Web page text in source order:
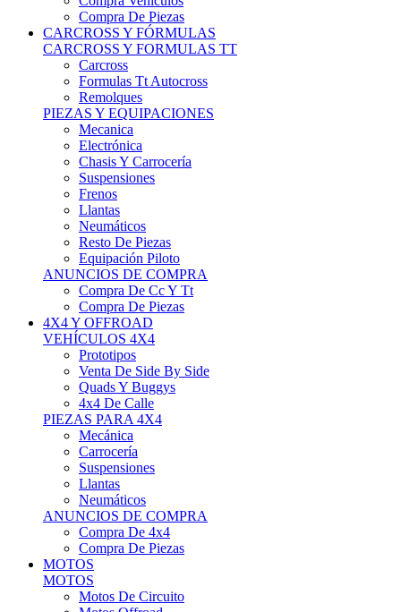
Compra De Piezas
CARCROSS Y FÓRMULAS
CARCROSS Y FORMULAS TT
Carcross
Formulas Tt Autocross
Remolques
PIEZAS Y EQUIPACIONES
Mecanica
Electrónica
Chasis Y Carrocería
Suspensiones
Frenos
Llantas
Neumáticos
Resto De Piezas
Equipación Piloto
ANUNCIOS DE COMPRA
Compra De Cc Y Tt
Compra De Piezas
4X4 Y OFFROAD
VEHÍCULOS 4X4
Prototipos
Venta De Side By Side
Quads Y Buggys
4x4 De Calle
PIEZAS PARA 4X4
Mecánica
Carrocería
Suspensiones
Llantas
Neumáticos
ANUNCIOS DE COMPRA
Compra De 4x4
Compra De Piezas
MOTOS
MOTOS
Motos De Circuito